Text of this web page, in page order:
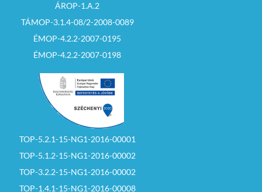
ÁROP-1.A.2
TÁMOP-3.1.4-08/2-2008-0089
ÉMOP-4.2.2-2007-0195
ÉMOP-4.2.2-2007-0198
TOP-5.2.1-15-NG1-2016-00001
TOP-5.1.2-15-NG1-2016-00002
TOP-3.2.2-15-NG1-2016-00002
TOP-1.4.1-15-NG1-2016-00008